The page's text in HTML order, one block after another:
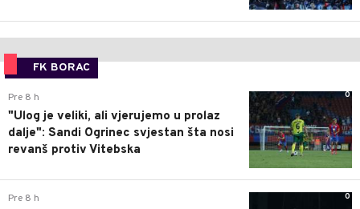
FK BORAC
0
Pre 8 h
"Ulog je veliki, ali vjerujemo u prolaz
dalje": Sandi Ogrinec svjestan šta nosi
revanš protiv Vitebska
0
Pre 8 h